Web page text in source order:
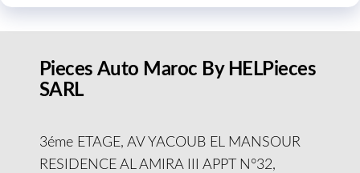
Pieces Auto Maroc By HELPieces
SARL
3éme ETAGE, AV YACOUB EL MANSOUR
RESIDENCE AL AMIRA III APPT N°32,